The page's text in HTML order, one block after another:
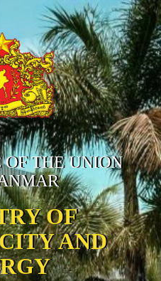
THE UNION
OF
AND